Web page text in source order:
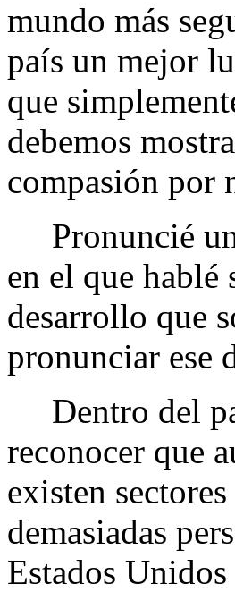
mundo más
país un mejor
que
debemos
compasión por
Pronuncié un
en el que hablé
desarrollo que
pronunciar ese
Dentro del
reconocer que
existen
demasiadas
Estados